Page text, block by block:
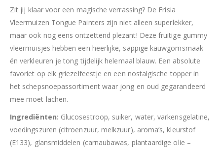
Zit jij klaar voor een magische verrassing? De Frisia
Vleermuizen Tongue Painters zijn niet alleen superlekker,
maar ook nog eens ontzettend plezant! Deze fruitige gummy
vleermuisjes hebben een heerlijke, sappige kauwgomsmaak
én verkleuren je tong tijdelijk helemaal blauw. Een absolute
favoriet op elk griezelfeestje en een nostalgische topper in
het schepsnoepassortiment waar jong en oud gegarandeerd
mee moet lachen.
Ingrediënten: Glucosestroop, suiker, water, varkensgelatine,
voedingszuren (citroenzuur, melkzuur), aroma’s, kleurstof
(E133), glansmiddelen (carnaubawas, plantaardige olie –